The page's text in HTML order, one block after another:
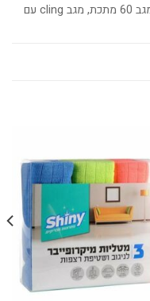
מגב 40 ס"מ, מגב 60 ס"מ פלסטיק, מגב 60 מתכת, מגב cling עם